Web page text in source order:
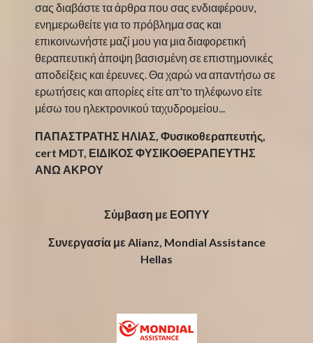
σας διαβάστε τα άρθρα που σας ενδιαφέρουν,
ενημερωθείτε για το πρόβλημα σας και
επικοινωνήστε μαζί μου για μια διαφορετική
θεραπευτική άποψη βασισμένη σε επιστημονικές
αποδείξεις και έρευνες. Θα χαρώ να απαντήσω σε
ερωτήσεις και απορίες είτε απ’το τηλέφωνο είτε
μέσω του ηλεκτρονικού ταχυδρομείου...
ΠΑΠΑΣΤΡΑΤΗΣ ΗΛΙΑΣ, Φυσικοθεραπευτής,
cert MDT, ΕΙΔΙΚΟΣ ΦΥΣΙΚΟΘΕΡΑΠΕΥΤΗΣ
ΑΝΩ ΑΚΡΟΥ
Σύμβαση με ΕΟΠΥΥ
Συνεργασία με Alianz, Mondial Assistance
Hellas